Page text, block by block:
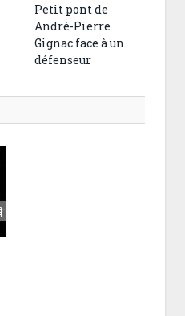
Petit pont de
André-Pierre
Gignac face à un
défenseur